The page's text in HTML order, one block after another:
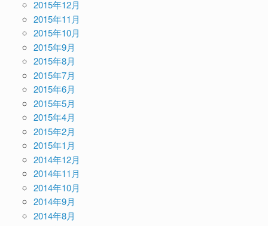
2015年12月
2015年11月
2015年10月
2015年9月
2015年8月
2015年7月
2015年6月
2015年5月
2015年4月
2015年2月
2015年1月
2014年12月
2014年11月
2014年10月
2014年9月
2014年8月